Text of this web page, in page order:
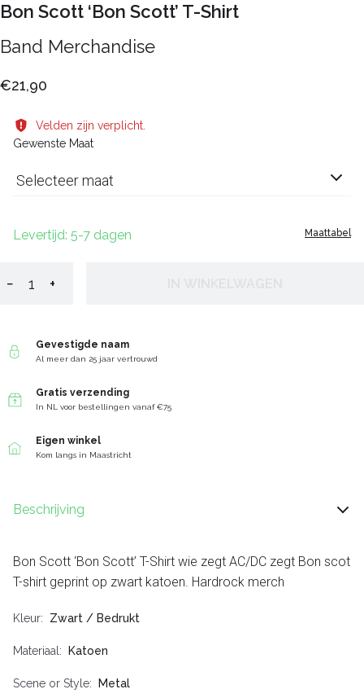
Bon Scott ‘Bon Scott’ T-Shirt
Band Merchandise
€21,90
Velden zijn verplicht.
Gewenste Maat
Selecteer maat
Maattabel
Levertijd: 5-7 dagen
− +
Gevestigde naam
Al meer dan 25 jaar vertrouwd
Gratis verzending
In NL voor bestellingen vanaf €75
Eigen winkel
Kom langs in Maastricht
Beschrijving
Bon Scott ‘Bon Scott’ T-Shirt wie zegt AC/DC zegt Bon scot
T-shirt geprint op zwart katoen. Hardrock merch
Kleur Zwart / Bedrukt
Materiaal Katoen
Scene or Style Metal